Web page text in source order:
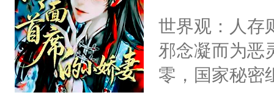
不愧是大佬，
悉，嗷？这不
可以先看仙帝
堂魔尊……行
位，当日就抢
神偏执：不许
间变脸背叛他
的恶事他都对
一个权力滔天
右男主又报
世界观：人存
邪念凝而为恶
零，国家秘密